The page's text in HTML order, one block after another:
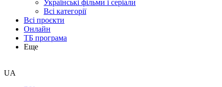
Українські фільми і серіали
Всі категорії
Всі проєкти
Онлайн
ТБ програма
Еще
UA